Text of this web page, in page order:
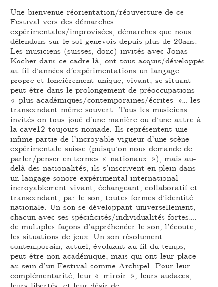
Une bienvenue réorientation/réouverture de ce
Festival vers des démarches
expérimentales/improvisées, démarches que nous
défendons sur le sol genevois depuis plus de 20ans.
Les musiciens (suisses, donc) invités avec Jonas
Kocher dans ce cadre-là, ont tous acquis/développés
au fil d’années d’expérimentations un langage
propre et foncièrement unique, vivant, se situant
peut-être dans le prolongement de préoccupations
« plus académiques/contemporaines/écrites »… les
transcendant même souvent. Tous les musiciens
invités on tous joué d’une manière ou d’une autre à
la cave12-toujours-nomade. Ils représentent une
infime partie de l’incroyable vigueur d’une scène
expérimentale suisse (puisqu’on nous demande de
parler/penser en termes « nationaux »), mais au-
delà des nationalités, ils s’inscrivent en plein dans
un langage sonore expérimental international
incroyablement vivant, échangeant, collaboratif et
transcendant, par le son, toutes formes d’identité
nationale. Un son se développant universellement,
chacun avec ses spécificités/individualités fortes….
de multiples façons d’appréhender le son, l’écoute,
les situations de jeux. Un son résolument
contemporain, actuel, évoluant au fil du temps,
peut-être non-académique, mais qui ont leur place
au sein d’un Festival comme Archipel. Pour leur
complémentarité, leur « miroir », leurs audaces,
leurs libertés, et leur désir de